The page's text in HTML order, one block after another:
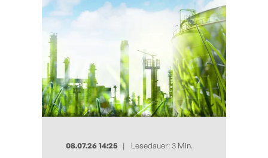
08.07.26 14:25 Lesedauer: 3 Min.